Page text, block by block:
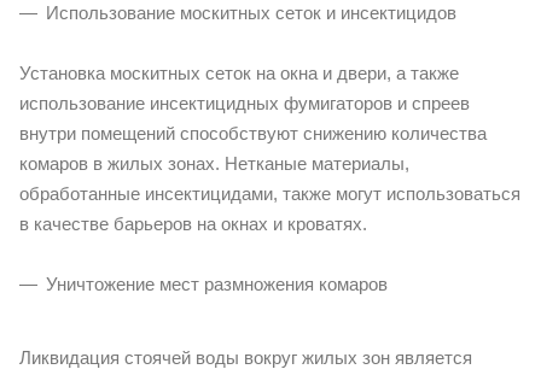
Использование москитных сеток и инсектицидов
Установка москитных сеток на окна и двери, а также
использование инсектицидных фумигаторов и спреев
внутри помещений способствуют снижению количества
комаров в жилых зонах. Нетканые материалы,
обработанные инсектицидами, также могут использоваться
в качестве барьеров на окнах и кроватях.
Уничтожение мест размножения комаров
Ликвидация стоячей воды вокруг жилых зон является